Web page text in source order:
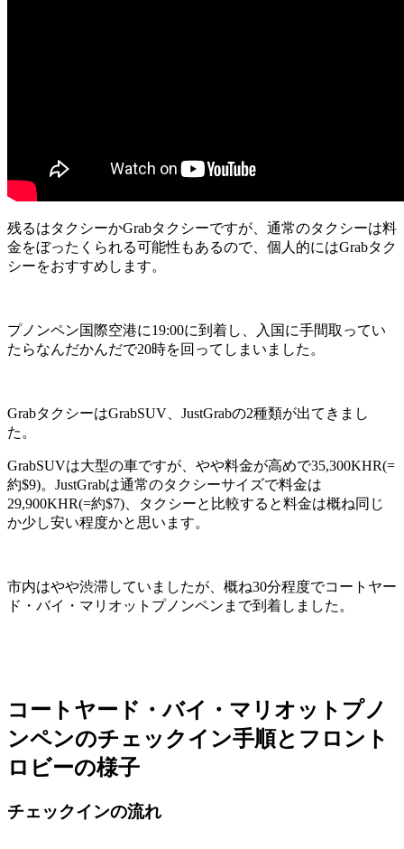
残るはタクシーかGrabタクシーですが、通常のタクシーは料
金をぼったくられる可能性もあるので、 個人的にはGrabタク
シーをおすすめします。
プノンペン国際空港に19:00に到着し、入国に手間取ってい
たらなんだかんだで20時を回ってしまいました。
GrabタクシーはGrabSUV、JustGrabの2種類が出てきまし
た。
GrabSUVは大型の車ですが、やや料金が高めで35,300KHR(=
約$9)。JustGrabは通常のタクシーサイズで料金は
29,900KHR(=約$7)、タクシーと比較すると料金は概ね同じ
か少し安い程度かと思います。
市内はやや渋滞していましたが、概ね30分程度でコートヤー
ド・バイ・マリオットプノンペンまで到着しました。
コートヤード・バイ・マリオットプノ
ンペンのチェックイン手順とフロント
ロビーの様子
チェックインの流れ